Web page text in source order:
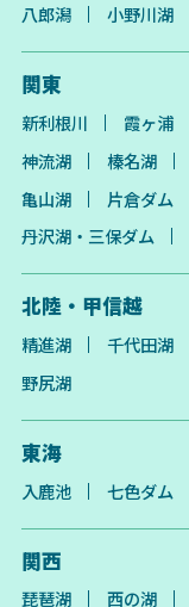
八郎潟 小野川湖
関東
新利根川 霞ヶ浦
神流湖
榛名湖
亀山湖
片倉ダム
丹沢湖・三保ダム
北陸・甲信越
精進湖 千代田湖
野尻湖
東海
入鹿池 七色ダム
関西
琵琶湖 西の湖